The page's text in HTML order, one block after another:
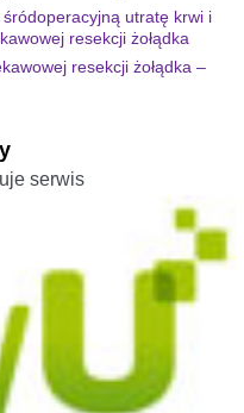
utratę krwi i
resekcji żołądka
resekcji żołądka –
serwis